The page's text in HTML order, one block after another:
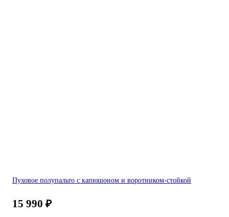
Пуховое полупальто с капюшоном и воротником-стойкой
15 990 ₽